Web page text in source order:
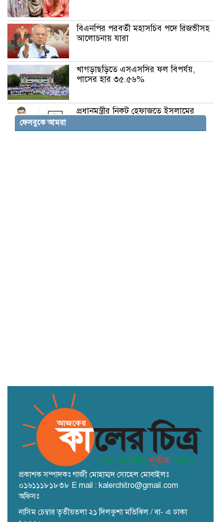
বিএনপির পরবর্তী মহাসচিব পদে রিজভীসহ
আলোচনায় যারা
খাগড়াছড়িতে এসএসসির ফল বিপর্যয়,
পাসের হার ৩৫.৫৬%
প্রধানমন্ত্রীর নিকট হেফাজতে ইসলামের
তওহীদে
ফেসবুকে আমরা
প্রকাশক সম্পাদকঃ গাজী মোহাম্মদ সোহেল মোবাইলঃ
০১৬১১১৮১৮৩৮ E mail : kalerchitro@gmail.com
অফিসঃ
নাসিম চেম্বার তৃতীয়তলা ২১ দিলকুশা মতিঝিল / বা- এ ঢাকা